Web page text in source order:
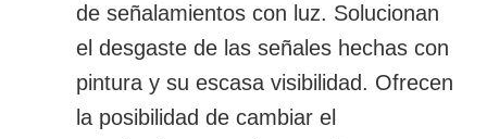
de señalamientos con luz. Solucionan
el desgaste de las señales hechas con
pintura y su escasa visibilidad. Ofrecen
la posibilidad de cambiar el